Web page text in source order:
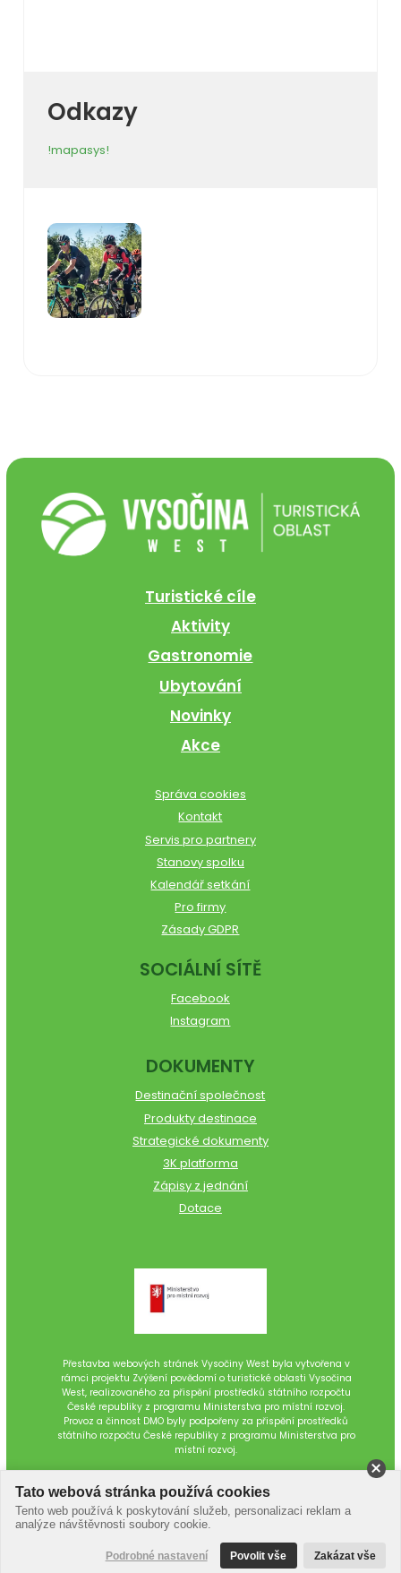
Odkazy
!mapasys!
Turistické cíle
Aktivity
Gastronomie
Ubytování
Novinky
Akce
Správa cookies
Kontakt
Servis pro partnery
Stanovy spolku
Kalendář setkání
Pro firmy
Zásady GDPR
SOCIÁLNÍ SÍTĚ
Facebook
Instagram
DOKUMENTY
Destinační společnost
Produkty destinace
Strategické dokumenty
3K platforma
Zápisy z jednání
Dotace
Přestavba webových stránek Vysočiny West byla vytvořena v
rámci projektu Zvýšení povědomí o turistické oblasti Vysočina
West, realizovaného za přispění prostředků státního rozpočtu
České republiky z programu Ministerstva pro místní rozvoj.
Provoz a činnost DMO byly podpořeny za přispění prostředků
státního rozpočtu České republiky z programu Ministerstva pro
místní rozvoj.
Tato webová stránka používá cookies
Tento web používá k poskytování služeb, personalizaci reklam a
analýze návštěvnosti soubory cookie.
Podrobné nastavení Povolit vše Zakázat vše